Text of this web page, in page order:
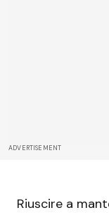
ADVERTISEMENT
Riuscire a